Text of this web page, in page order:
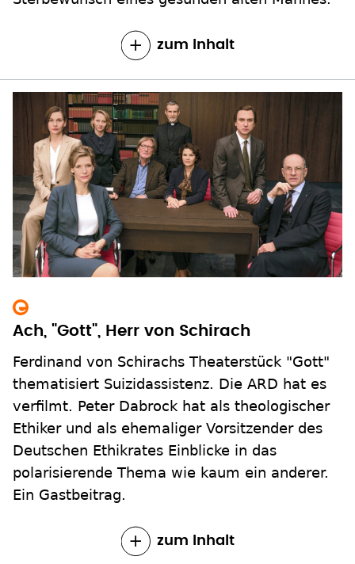
zum Inhalt
Ach, "Gott", Herr von Schirach
Ferdinand von Schirachs Theaterstück "Gott"
thematisiert Suizidassistenz. Die ARD hat es
verfilmt. Peter Dabrock hat als theologischer
Ethiker und als ehemaliger Vorsitzender des
Deutschen Ethikrates Einblicke in das
polarisierende Thema wie kaum ein anderer.
Ein Gastbeitrag.
zum Inhalt